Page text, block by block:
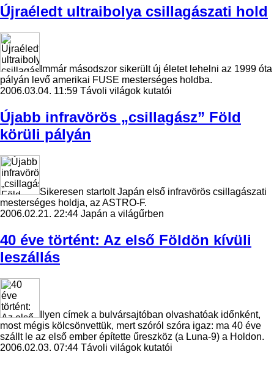
Újraéledt ultraibolya csillagászati hold
Immár másodszor sikerült új életet lehelni az 1999 óta
pályán levő amerikai FUSE mesterséges holdba.
2006.03.04. 11:59 Távoli világok kutatói
Újabb infravörös „csillagász” Föld
körüli pályán
Sikeresen startolt Japán első infravörös csillagászati
mesterséges holdja, az ASTRO-F.
2006.02.21. 22:44 Japán a világűrben
40 éve történt: Az első Földön kívüli
leszállás
Ilyen címek a bulvársajtóban olvashatóak időnként,
most mégis kölcsönvettük, mert szóról szóra igaz: ma 40 éve
szállt le az első ember építette űreszköz (a Luna-9) a Holdon.
2006.02.03. 07:44 Távoli világok kutatói